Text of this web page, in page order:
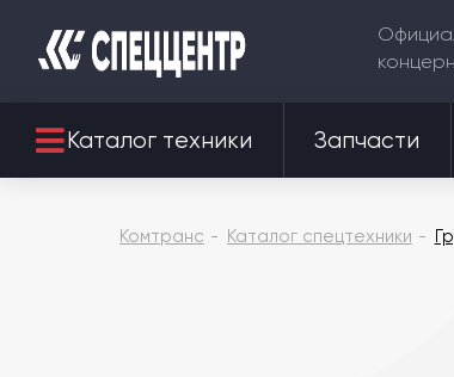
Каталог техники Запчасти
Комтранс Каталог спецтехники